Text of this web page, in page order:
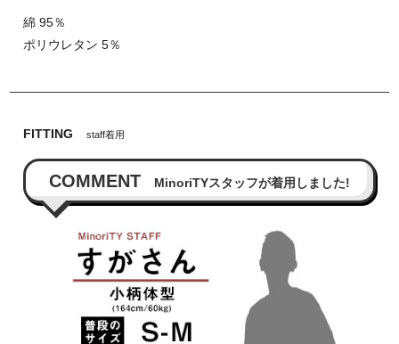
綿 95％
ポリウレタン 5％
FITTING staff着用
COMMENT MinoriTYスタッフが着用しました!